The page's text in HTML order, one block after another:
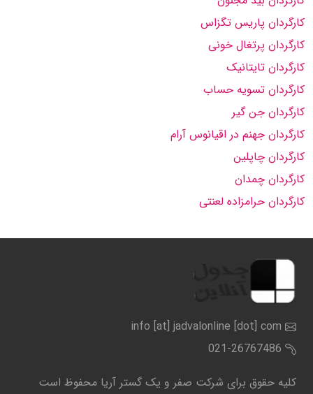
کارگردان پاریس تگزاس
کارگردان پرتغال خونی
کارگردان تایتانیک
کارگردان تسویه حساب
کارگردان جن گیر
کارگردان جهنم در اقیانوس آرام
کارگردان چاپلین
کارگردان چمدان
کارگردان حرامزاده لعنتی
info [at] jadvalonline [dot] com
021-26767486
کلیه حقوق برای شرکت صفر و یک گستر آریا محفوظ است